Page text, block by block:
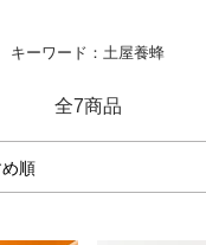
キーワード：土屋養蜂
全7商品